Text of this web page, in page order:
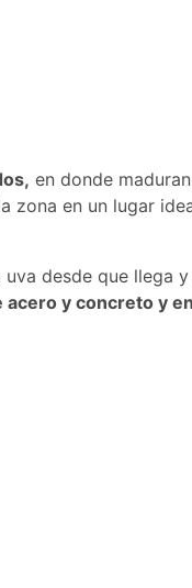
en donde
zona en un lugar
desde que llega y
y concreto y